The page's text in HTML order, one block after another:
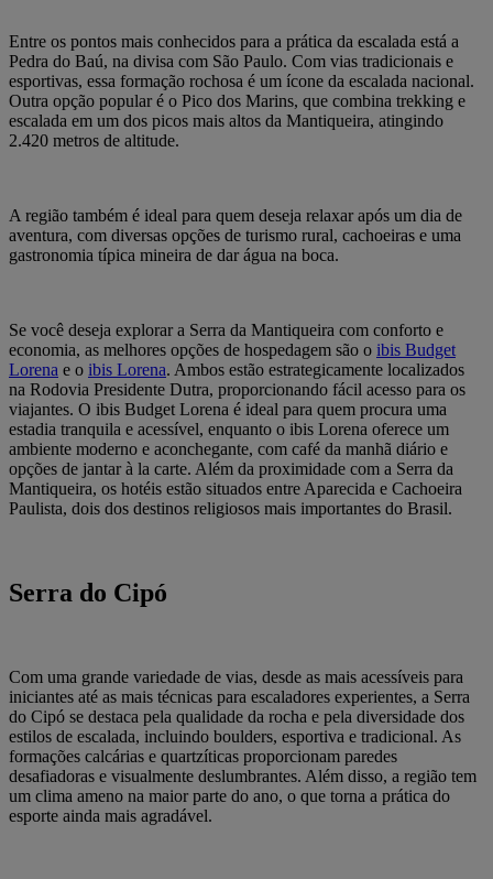
Entre os pontos mais conhecidos para a prática da escalada está a
Pedra do Baú, na divisa com São Paulo. Com vias tradicionais e
esportivas, essa formação rochosa é um ícone da escalada nacional.
Outra opção popular é o Pico dos Marins, que combina trekking e
escalada em um dos picos mais altos da Mantiqueira, atingindo
2.420 metros de altitude.
A região também é ideal para quem deseja relaxar após um dia de
aventura, com diversas opções de turismo rural, cachoeiras e uma
gastronomia típica mineira de dar água na boca.
Se você deseja explorar a Serra da Mantiqueira com conforto e
economia, as melhores opções de hospedagem são o ibis Budget
Lorena e o ibis Lorena. Ambos estão estrategicamente localizados
na Rodovia Presidente Dutra, proporcionando fácil acesso para os
viajantes. O ibis Budget Lorena é ideal para quem procura uma
estadia tranquila e acessível, enquanto o ibis Lorena oferece um
ambiente moderno e aconchegante, com café da manhã diário e
opções de jantar à la carte. Além da proximidade com a Serra da
Mantiqueira, os hotéis estão situados entre Aparecida e Cachoeira
Paulista, dois dos destinos religiosos mais importantes do Brasil.
Serra do Cipó
Com uma grande variedade de vias, desde as mais acessíveis para
iniciantes até as mais técnicas para escaladores experientes, a Serra
do Cipó se destaca pela qualidade da rocha e pela diversidade dos
estilos de escalada, incluindo boulders, esportiva e tradicional. As
formações calcárias e quartzíticas proporcionam paredes
desafiadoras e visualmente deslumbrantes. Além disso, a região tem
um clima ameno na maior parte do ano, o que torna a prática do
esporte ainda mais agradável.